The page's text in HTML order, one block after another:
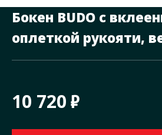
Бокен BUDO с
оплеткой рукояти,
10 720